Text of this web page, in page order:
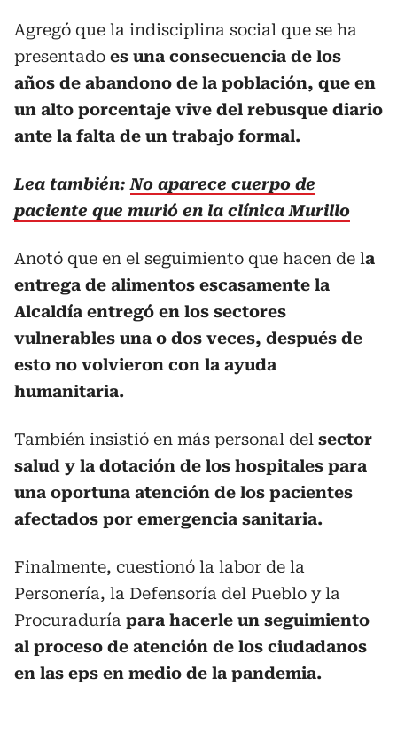
Agregó que la indisciplina social que se ha
presentado es una consecuencia de los
años de abandono de la población, que en
un alto porcentaje vive del rebusque diario
ante la falta de un trabajo formal.
Lea también:No aparece cuerpo de
paciente que murió en la clínica Murillo
Anotó que en el seguimiento que hacen de la
entrega de alimentos escasamente la
Alcaldía entregó en los sectores
vulnerables una o dos veces, después de
esto no volvieron con la ayuda
humanitaria.
También insistió en más personal del sector
salud y la dotación de los hospitales para
una oportuna atención de los pacientes
afectados por emergencia sanitaria.
Finalmente, cuestionó la labor de la
Personería, la Defensoría del Pueblo y la
Procuraduría para hacerle un seguimiento
al proceso de atención de los ciudadanos
en las eps en medio de la pandemia.